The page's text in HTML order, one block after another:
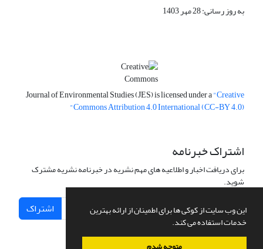
این وب سایت از کوکی ها برای اطمینان از ارائه بهترین
خدمات استفاده می کند.
به روز رسانی: 28 مهر 1403
Journal of Environmental Studies (JES) is licensed under a"Creative
Commons Attribution 4.0 International (CC-BY 4.0)"
اشتراک خبرنامه
برای دریافت اخبار و اطلاعیه های مهم نشریه در خبرنامه نشریه مشترک
شوید.
اشتراک